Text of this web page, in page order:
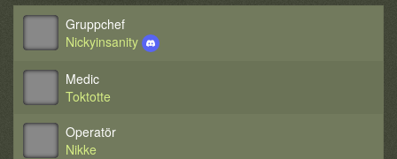
Gruppchef
Nickyinsanity
Medic
Toktotte
Operatör
Nikke